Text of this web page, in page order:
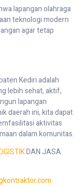
lapangan olahraga
teknologi modern
agar tetap
Kediri adalah
lebih sehat, aktif,
lapangan
daerah ini, kita dapat
aktivitas
dalam komunitas.
DAN JASA